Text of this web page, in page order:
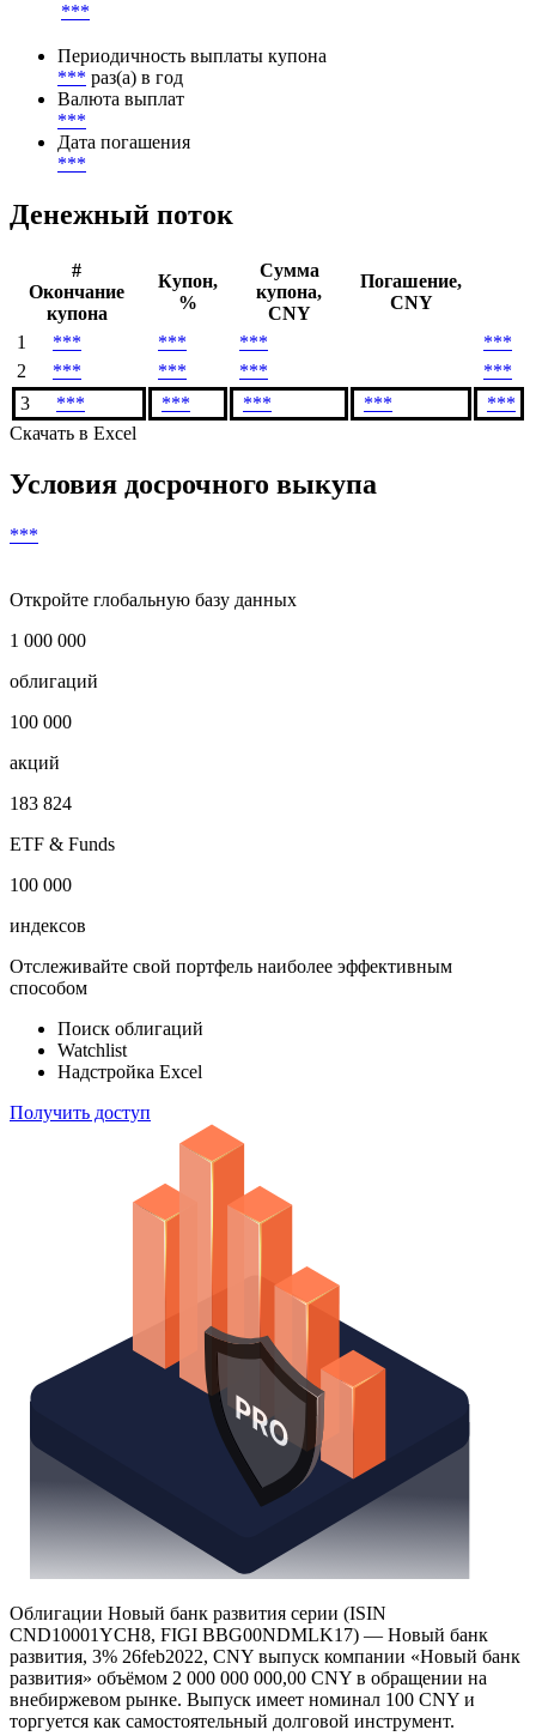
***
Периодичность выплаты купона
*** раз(а) в год
Валюта выплат
***
Дата погашения
***
Денежный поток
#
Окончание
купона
Купон,
%
Сумма
купона,
CNY
Погашение,
CNY
1
*** *** ***
***
2
*** *** ***
***
3
*** *** *** ***
***
Скачать в Excel
Условия досрочного выкупа
***
Откройте глобальную базу данных
1 000 000
облигаций
100 000
акций
183 824
ETF & Funds
100 000
индексов
Отслеживайте свой портфель наиболее эффективным
способом
Поиск облигаций
Watchlist
Надстройка Excel
Получить доступ
Облигации Новый банк развития серии (ISIN
CND10001YCH8, FIGI BBG00NDMLK17) — Новый банк
развития, 3% 26feb2022, CNY выпуск компании «Новый банк
развития» объёмом 2 000 000 000,00 CNY в обращении на
внебиржевом рынке. Выпуск имеет номинал 100 CNY и
торгуется как самостоятельный долговой инструмент.